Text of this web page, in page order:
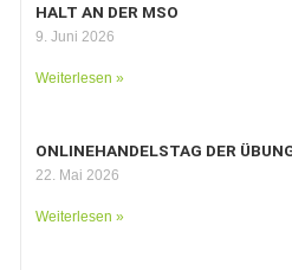
HALT AN DER MSO
9. Juni 2026
Weiterlesen »
ONLINEHANDELSTAG DER
22. Mai 2026
Weiterlesen »